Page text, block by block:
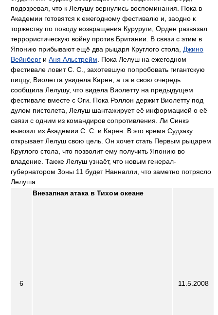
подозревая, что к Лелушу вернулись воспоминания. Пока в
Академии готовятся к ежегодному фестивалю и, заодно к
торжеству по поводу возвращения Куруруги, Орден развязал
террористическую войну против Британии. В связи с этим в
Японию прибывают ещё два рыцаря Круглого стола, Джино
Вейнберг и Аня Альстрейм . Пока Лелуш на ежегодном
фестивале ловит С. С., захотевшую попробовать гигантскую
пиццу, Виолетта увидела Карен, а та в свою очередь
сообщила Лелушу, что видела Виолетту на предыдущем
фестивале вместе с Оги. Пока Роллон держит Виолетту под
дулом пистолета, Лелуш шантажирует её информацией о её
связи с одним из командиров сопротивления. Ли Синкэ
вывозит из Академии С. С. и Карен. В это время Судзаку
открывает Лелуш свою цель. Он хочет стать Первым рыцарем
Круглого стола, что позволит ему получить Японию во
владение. Также Лелуш узнаёт, что новым генерал-
губернатором Зоны 11 будет Нанналли, что заметно потрясло
Лелуша.
6
Внезапная атака в Тихом океане
11.5.2008